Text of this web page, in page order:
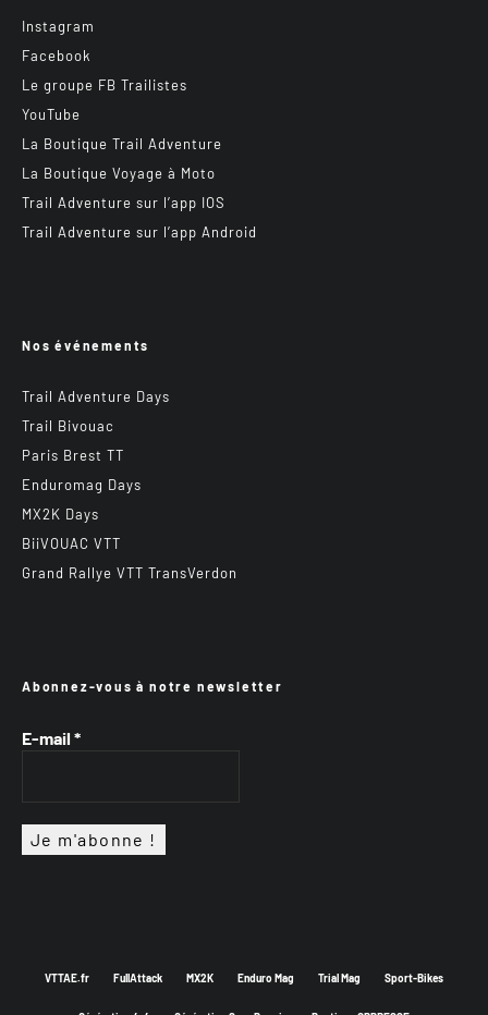
Instagram
Facebook
Le groupe FB Trailistes
YouTube
La Boutique Trail Adventure
La Boutique Voyage à Moto
Trail Adventure sur l’app IOS
Trail Adventure sur l’app Android
Nos événements
Trail Adventure Days
Trail Bivouac
Paris Brest TT
Enduromag Days
MX2K Days
BiiVOUAC VTT
Grand Rallye VTT TransVerdon
Abonnez-vous à notre newsletter
E-mail *
VTTAE.fr FullAttack MX2K Enduro Mag Trial Mag Sport-Bikes